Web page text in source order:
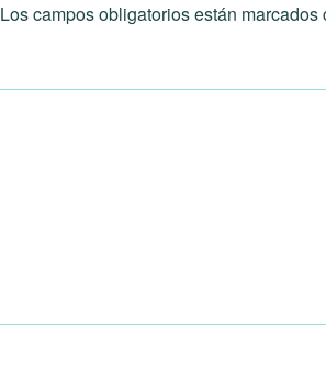
Los campos obligatorios están marcados